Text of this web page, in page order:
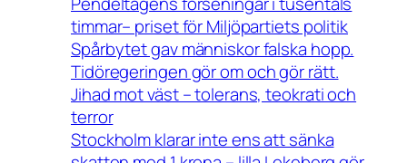
timmar– priset för Miljöpartiets politik
Spårbytet gav människor falska hopp.
Tidöregeringen gör om och gör rätt.
Jihad mot väst – tolerans, teokrati och
terror
Stockholm klarar inte ens att sänka